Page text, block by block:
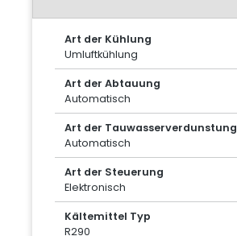
Art der Kühlung
Umluftkühlung
Art der Abtauung
Automatisch
Art der Tauwasserverdunstung
Automatisch
Art der Steuerung
Elektronisch
Kältemittel Typ
R290